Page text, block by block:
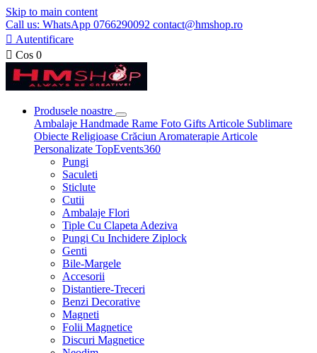
Skip to main content
Call us: WhatsApp 0766290092 contact@hmshop.ro
 Autentificare
 Cos 0
Produsele noastre
Ambalaje Handmade Rame Foto Gifts Articole Sublimare
Obiecte Religioase Crăciun Aromaterapie Articole
Personalizate TopEvents360
Pungi
Saculeti
Sticlute
Cutii
Ambalaje Flori
Tiple Cu Clapeta Adeziva
Pungi Cu Inchidere Ziplock
Genti
Bile-Margele
Accesorii
Distantiere-Treceri
Benzi Decorative
Magneti
Folii Magnetice
Discuri Magnetice